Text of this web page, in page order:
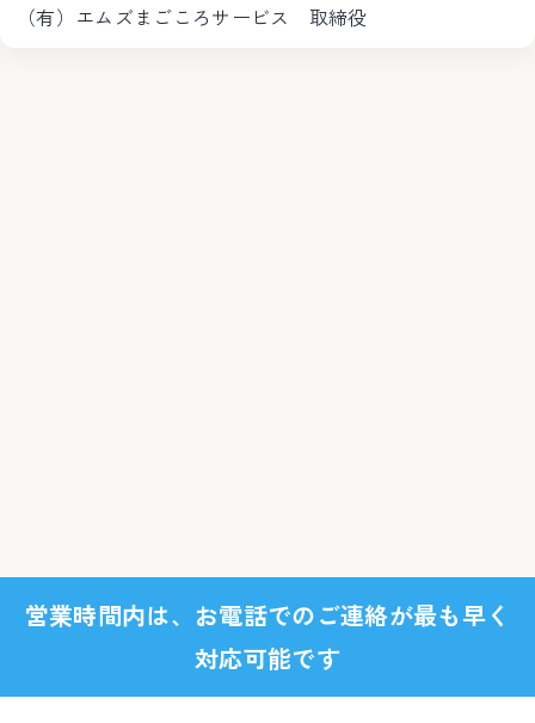
（有）エムズまごころサービス 取締役
営業時間内は、お電話でのご連絡が最も早く
対応可能です